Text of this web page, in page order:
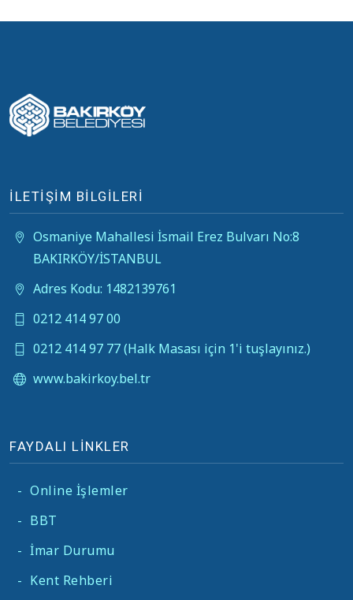
İLETİŞİM BİLGİLERİ
Osmaniye Mahallesi İsmail Erez Bulvarı No:8
BAKIRKÖY/İSTANBUL
Adres Kodu: 1482139761
0212 414 97 00
0212 414 97 77 (Halk Masası için 1'i tuşlayınız.)
www.bakirkoy.bel.tr
FAYDALI LİNKLER
- Online İşlemler
- BBT
- İmar Durumu
- Kent Rehberi